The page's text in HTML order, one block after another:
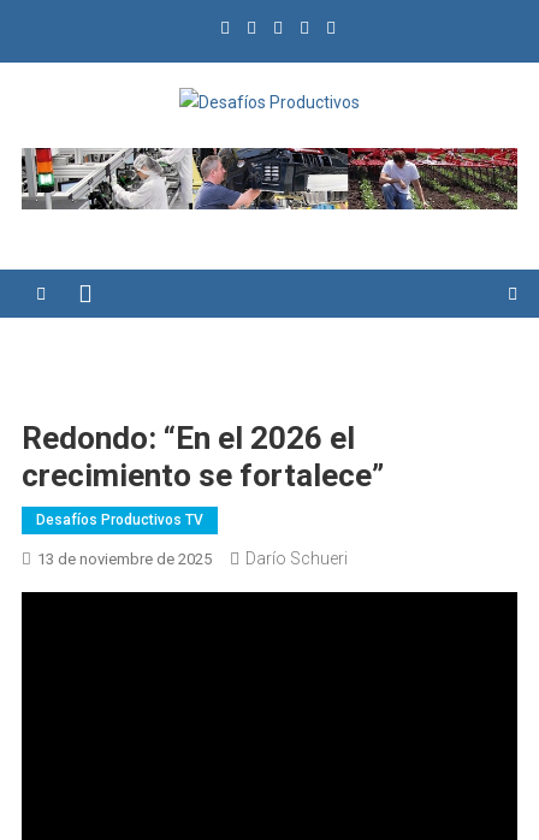
Desafíos Productivos
Redondo: “En el 2026 el
crecimiento se fortalece”
Desafíos Productivos TV
13 de noviembre de 2025 Darío Schueri